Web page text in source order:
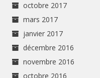
octobre 2017
mars 2017
janvier 2017
décembre 2016
novembre 2016
octobre 2016